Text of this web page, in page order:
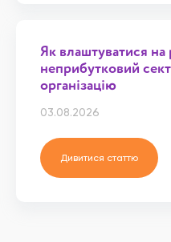
Як влаштуватися на
неприбутковий
організацію
03.08.2026
Дивитися статтю